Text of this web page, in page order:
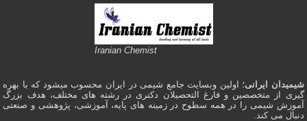
Iranian Chemist
شیمیدان ایرانی؛ اولین وبسایت جامع شیمی در ایران محسوب میشود که با بهره
گیری از متخصصین و فارغ التحصیلان دکتری در رشته های مختلف، هدف بزرگ
آموزش شیمی را در همه سطوح در زمینه های پایه، آموزشی، پژوهشی و صنعتی
دنبال می کند.